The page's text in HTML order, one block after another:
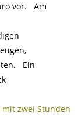
vor. Am
Ein
zwei Stunden